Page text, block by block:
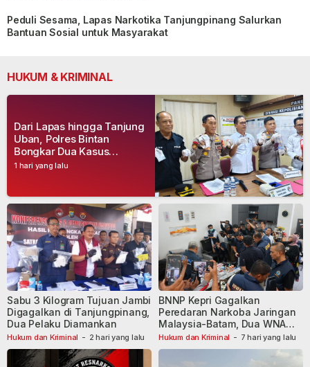
Peduli Sesama, Lapas Narkotika Tanjungpinang Salurkan
Bantuan Sosial untuk Masyarakat
HUKUM & KRIMINAL
1 hari yang lalu
Dari Lapas hingga Tanjung
Uban, Polres Bintan
Bongkar Dua Kasus
Narkoba, Empat Tersangka
Hukum dan Kriminal - 2 hari yang lalu
Sabu 3 Kilogram Tujuan Jambi
Digagalkan di Tanjungpinang,
Dua Pelaku Diamankan
Hukum dan Kriminal - 7 hari yang lalu
BNNP Kepri Gagalkan
Peredaran Narkoba Jaringan
Malaysia-Batam, Dua WNA
Masih Diburu